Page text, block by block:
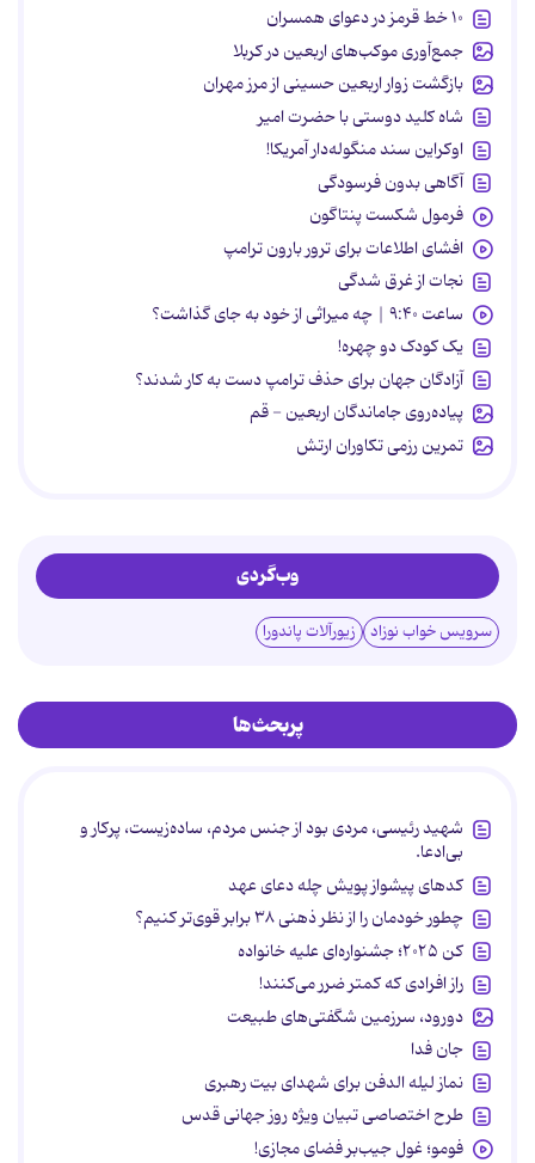
۱۰ خط قرمز در دعوای همسران
جمع‌آوری موکب‌های اربعین در کربلا
بازگشت زوار اربعین حسینی از مرز مهران
شاه کلید دوستی با حضرت امیر
اوکراین سند منگوله‌دار آمریکا!
آگاهی بدون فرسودگی
فرمول شکست پنتاگون
افشای اطلاعات برای ترور بارون ترامپ
نجات از غرق شدگی
ساعت ۹:۴۰ | چه میراثی از خود به جای گذاشت؟
یک کودک دو چهره!
آزادگان جهان برای حذف ترامپ دست به کار شدند؟
پیاده‌روی جاماندگان اربعین - قم
تمرین رزمی تکاوران ارتش
وب‌گردی
سرویس خواب نوزاد زیورآلات پاندورا
پربحث‌ها
شهید رئیسی، مردی بود از جنس مردم، ساده‌زیست، پرکار و
بی‌ادعا.
کدهای پیشواز پویش چله دعای عهد
چطور خودمان را از نظر ذهنی ۳۸ برابر قوی‌تر کنیم؟
کن ۲۰۲۵؛ جشنواره‌ای علیه خانواده
راز افرادی که کمتر ضرر می‌کنند!
دورود، سرزمین شگفتی‌های طبیعت
جان فدا
نماز لیله الدفن برای شهدای بیت رهبری
طرح اختصاصی تبیان ویژه روز جهانی قدس
فومو؛ غول جیب‌بر فضای مجازی!